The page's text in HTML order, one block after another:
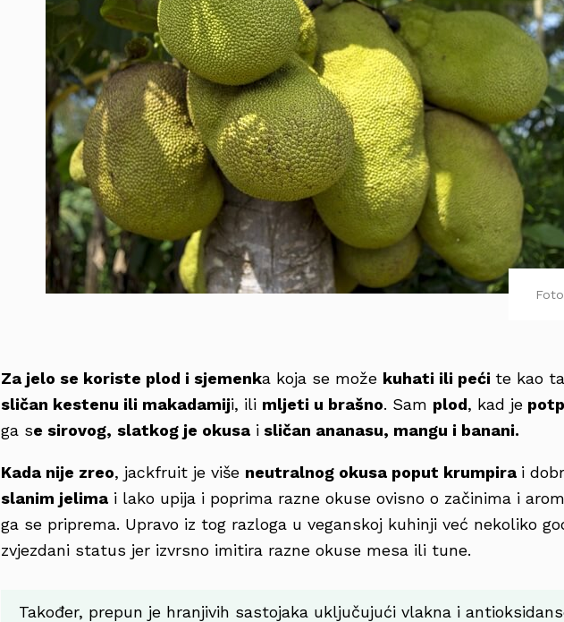
Za jelo se koriste plod i sjemenka koja se može kuhati ili peći te kao
sličan kestenu ili makadamiji, ili mljeti u brašno. Sam plod, kad je
ga se sirovog, slatkog je okusa i sličan ananasu, mangu i banani.
Kada nije zreo, jackfruit je više neutralnog okusa poput krumpira i
slanim jelima i lako upija i poprima razne okuse ovisno o začinima i
ga se priprema. Upravo iz tog razloga u veganskoj kuhinji već nekoliko
zvjezdani status jer izvrsno imitira razne okuse mesa ili tune.
Također, prepun je hranjivih sastojaka uključujući vlakna i